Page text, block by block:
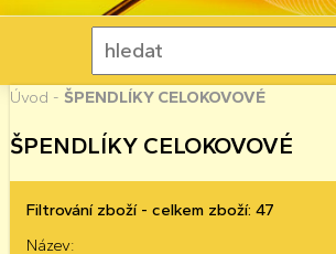
Úvod - ŠPENDLÍKY CELOKOVOVÉ
ŠPENDLÍKY CELOKOVOVÉ
Filtrování zboží - celkem zboží: 47
Název: